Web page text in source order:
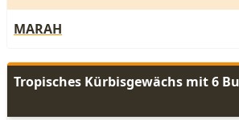
MARAH
Tropisches Kürbisgewächs mit 6